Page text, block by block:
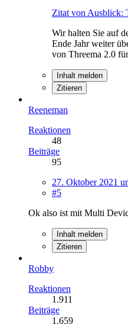
Zitat von Ausblick:
Wir halten Sie auf
Ende Jahr weiter
von Threema 2.0
Inhalt melden
Zitieren
Reeneman
Reaktionen
48
Beiträge
95
27. Oktober 2021
#5
Ok also ist mit Multi
Inhalt melden
Zitieren
Robby
Reaktionen
1.911
Beiträge
1.659